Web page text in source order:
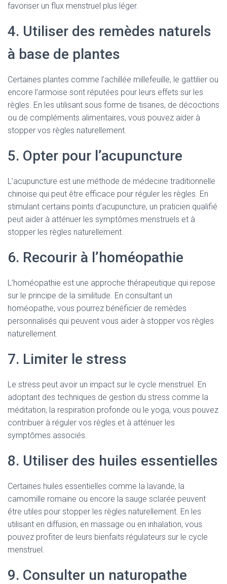
favoriser un flux menstruel plus léger.
4. Utiliser des remèdes naturels
à base de plantes
Certaines plantes comme l’achillée millefeuille, le gattilier ou
encore l’armoise sont réputées pour leurs effets sur les
règles. En les utilisant sous forme de tisanes, de décoctions
ou de compléments alimentaires, vous pouvez aider à
stopper vos règles naturellement.
5. Opter pour l’acupuncture
L’acupuncture est une méthode de médecine traditionnelle
chinoise qui peut être efficace pour réguler les règles. En
stimulant certains points d’acupuncture, un praticien qualifié
peut aider à atténuer les symptômes menstruels et à
stopper les règles naturellement.
6. Recourir à l’homéopathie
L’homéopathie est une approche thérapeutique qui repose
sur le principe de la similitude. En consultant un
homéopathe, vous pourrez bénéficier de remèdes
personnalisés qui peuvent vous aider à stopper vos règles
naturellement.
7. Limiter le stress
Le stress peut avoir un impact sur le cycle menstruel. En
adoptant des techniques de gestion du stress comme la
méditation, la respiration profonde ou le yoga, vous pouvez
contribuer à réguler vos règles et à atténuer les
symptômes associés.
8. Utiliser des huiles essentielles
Certaines huiles essentielles comme la lavande, la
camomille romaine ou encore la sauge sclarée peuvent
être utiles pour stopper les règles naturellement. En les
utilisant en diffusion, en massage ou en inhalation, vous
pouvez profiter de leurs bienfaits régulateurs sur le cycle
menstruel.
9. Consulter un naturopathe